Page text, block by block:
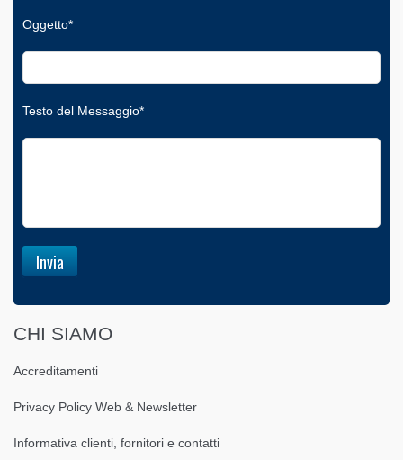
Oggetto*
Testo del Messaggio*
CHI SIAMO
Accreditamenti
Privacy Policy Web & Newsletter
Informativa clienti, fornitori e contatti